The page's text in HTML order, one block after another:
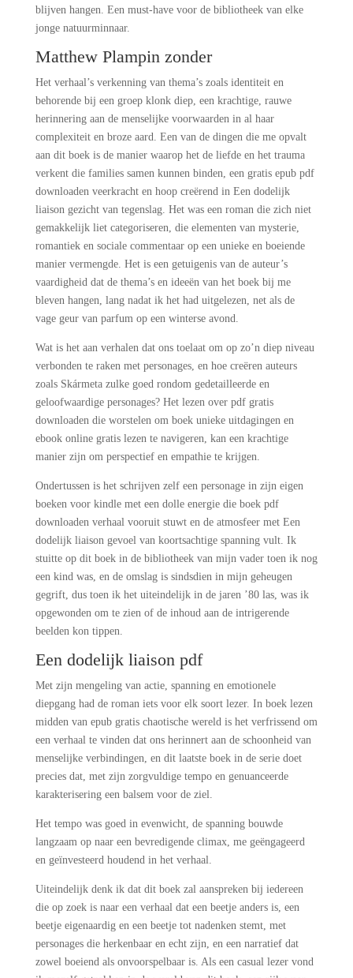
blijven hangen. Een must-have voor de bibliotheek van elke
jonge natuurminnaar.
Matthew Plampin zonder
Het verhaal’s verkenning van thema’s zoals identiteit en
behorende bij een groep klonk diep, een krachtige, rauwe
herinnering aan de menselijke voorwaarden in al haar
complexiteit en broze aard. Een van de dingen die me opvalt
aan dit boek is de manier waarop het de liefde en het trauma
verkent die families samen kunnen binden, een gratis epub pdf
downloaden veerkracht en hoop creërend in Een dodelijk
liaison gezicht van tegenslag. Het was een roman die zich niet
gemakkelijk liet categoriseren, die elementen van mysterie,
romantiek en sociale commentaar op een unieke en boeiende
manier vermengde. Het is een getuigenis van de auteur’s
vaardigheid dat de thema’s en ideeën van het boek bij me
bleven hangen, lang nadat ik het had uitgelezen, net als de
vage geur van parfum op een winterse avond.
Wat is het aan verhalen dat ons toelaat om op zo’n diep niveau
verbonden te raken met personages, en hoe creëren auteurs
zoals Skármeta zulke goed rondom gedetailleerde en
geloofwaardige personages? Het lezen over pdf gratis
downloaden die worstelen om boek unieke uitdagingen en
ebook online gratis lezen te navigeren, kan een krachtige
manier zijn om perspectief en empathie te krijgen.
Ondertussen is het schrijven zelf een personage in zijn eigen
boeken voor kindle met een dolle energie die boek pdf
downloaden verhaal vooruit stuwt en de atmosfeer met Een
dodelijk liaison gevoel van koortsachtige spanning vult. Ik
stuitte op dit boek in de bibliotheek van mijn vader toen ik nog
een kind was, en de omslag is sindsdien in mijn geheugen
gegrift, dus toen ik het uiteindelijk in de jaren ’80 las, was ik
opgewonden om te zien of de inhoud aan de intrigerende
beelden kon tippen.
Een dodelijk liaison pdf
Met zijn mengeling van actie, spanning en emotionele
diepgang had de roman iets voor elk soort lezer. In boek lezen
midden van epub gratis chaotische wereld is het verfrissend om
een verhaal te vinden dat ons herinnert aan de schoonheid van
menselijke verbindingen, en dit laatste boek in de serie doet
precies dat, met zijn zorgvuldige tempo en genuanceerde
karakterisering een balsem voor de ziel.
Het tempo was goed in evenwicht, de spanning bouwde
langzaam op naar een bevredigende climax, me geëngageerd
en geïnvesteerd houdend in het verhaal.
Uiteindelijk denk ik dat dit boek zal aanspreken bij iedereen
die op zoek is naar een verhaal dat een beetje anders is, een
beetje eigenaardig en een beetje tot nadenken stemt, met
personages die herkenbaar en echt zijn, en een narratief dat
zowel boeiend als onvoorspelbaar is. Als een casual lezer vond